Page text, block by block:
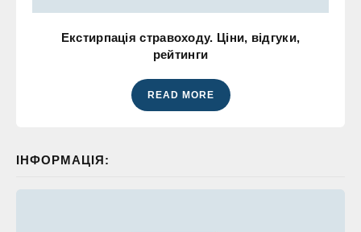
Екстирпація стравоходу. Ціни, відгуки,
рейтинги
READ MORE
ІНФОРМАЦІЯ: